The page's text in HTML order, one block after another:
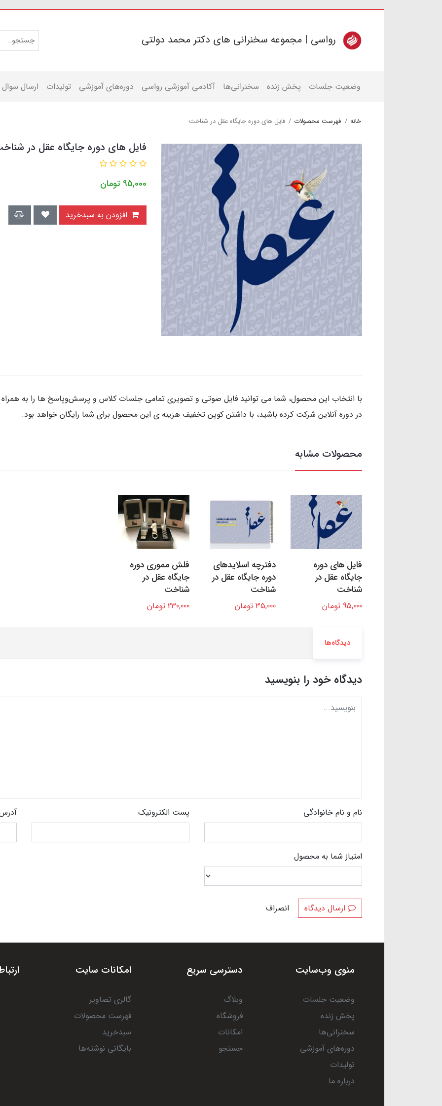
رواسی | مجموعه سخنرانی های دکتر محمد دولتی
وضعیت جلسات پخش زنده سخنرانی‌ها آکادمی آموزشی رواسی دوره‌های آموزشی تولیدات ارسال سوال
خانه فهرست محصولات فایل های دوره جایگاه عقل در شناخت
فایل های دوره جایگاه عقل در
95,000 تومان
با انتخاب این محصول، شما می توانید فایل صوتی و تصویری تمامی جلسات کلاس و پرسش‌و‌پاسخ ها را به همراه
در دوره آنلاین شرکت کرده باشید، با داشتن کوپن تخفیف هزینه ی این محصول برای شما رایگان خواهد بود.
محصولات مشابه
فایل های دوره
جایگاه عقل در
شناخت
95,000 تومان
دفترچه اسلایدهای
دوره جایگاه عقل در
شناخت
35,000 تومان
فلش مموری دوره
جایگاه عقل در
شناخت
230,000 تومان
دیدگاه‌ها
دیدگاه خود را بنویسید
نام و نام خانوادگی پست الکترونیک
امتیاز شما به محصول
انصراف
منوی وب‌سایت
وضعیت جلسات
پخش زنده
سخنرانی‌ها
دوره‌های آموزشی
تولیدات
درباره ما
دسترسی سریع
وبلاگ
فروشگاه
امکانات
جستجو
امکانات سایت
گالری تصاویر
فهرست محصولات
سبدخرید
بایگانی نوشته‌ها